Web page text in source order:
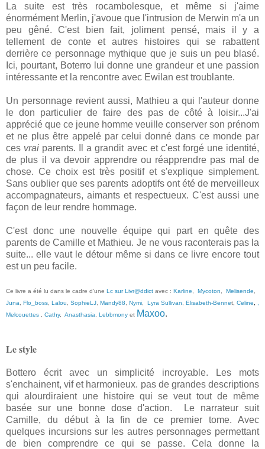
La suite est très rocambolesque, et même si j'aime
énormément Merlin, j'avoue que l'intrusion de Merwin m'a un
peu gêné. C'est bien fait, joliment pensé, mais il y a
tellement de conte et autres histoires qui se rabattent
derrière ce personnage mythique que je suis un peu blasé.
Ici, pourtant, Boterro lui donne une grandeur et une passion
intéressante et la rencontre avec Ewilan est troublante.
Un personnage revient aussi, Mathieu a qui l'auteur donne
le don particulier de faire des pas de côté à loisir...J'ai
apprécié que ce jeune homme veuille conserver son prénom
et ne plus être appelé par celui donné dans ce monde par
ces vrai parents. Il a grandit avec et c'est forgé une identité,
de plus il va devoir apprendre ou réapprendre pas mal de
chose. Ce choix est très positif et s'explique simplement.
Sans oublier que ses parents adoptifs ont été de merveilleux
accompagnateurs, aimants et respectueux. C'est aussi une
façon de leur rendre hommage.
C'est donc une nouvelle équipe qui part en quête des
parents de Camille et Mathieu. Je ne vous raconterais pas la
suite... elle vaut le détour même si dans ce livre encore tout
est un peu facile.
Ce livre a été lu dans le cadre d'une Lc sur Livr@ddict avec : Karline Mycoton Melisende
Juna
Flo_boss Lalou SophieLJ Mandy88 Nymi Lyra Sullivan Elisabeth-Bennet Celine
Melcouettes
Cathy, Anasthasia Lebbmony et Maxoo.
Le style
Bottero écrit avec un simplicité incroyable. Les mots
s'enchainent, vif et harmonieux. pas de grandes descriptions
qui alourdiraient une histoire qui se veut tout de même
basée sur une bonne dose d'action. Le narrateur suit
Camille, du début à la fin de ce premier tome. Avec
quelques incursions sur les autres personnages permettant
de bien comprendre ce qui se passe. Cela donne la